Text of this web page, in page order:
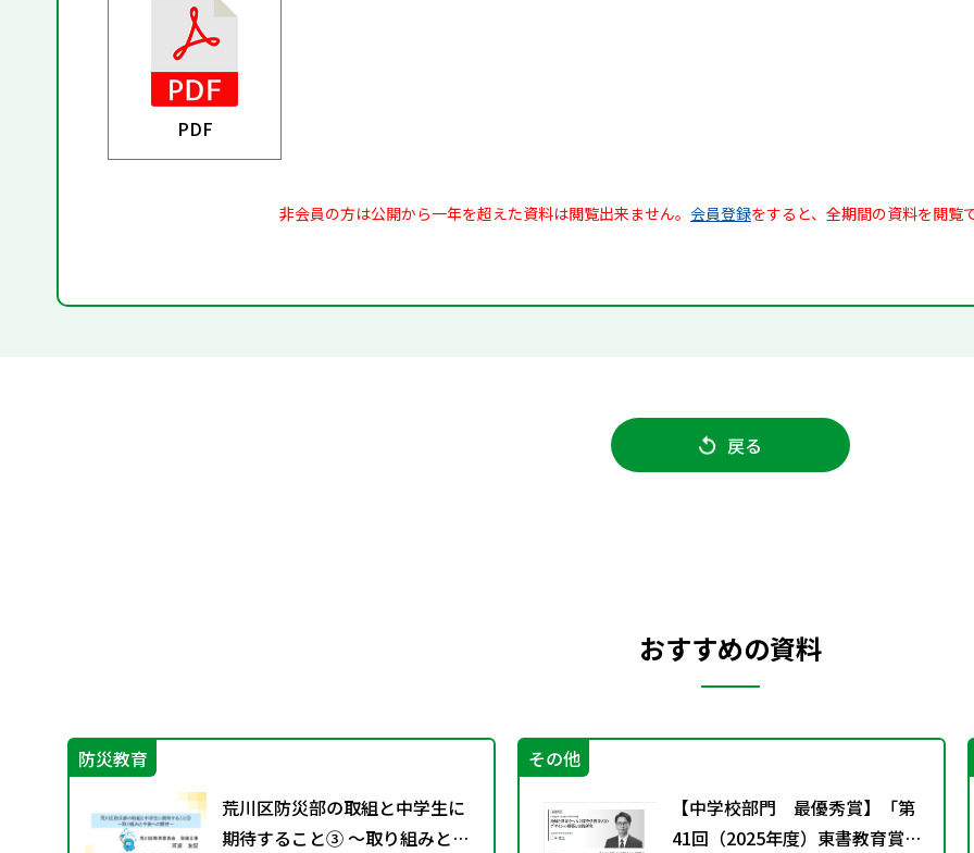
PDF
非会員の方は公開から一年を超えた資料は閲覧出来ません。 会員登録をすると、全期間の資料を閲覧
戻る
おすすめの資料
防災教育
荒川区防災部の取組と中学生に
期待すること③ ～取り組みと今
その他
【中学校部門 最優秀賞】「第
41回（2025年度）東書教育賞」